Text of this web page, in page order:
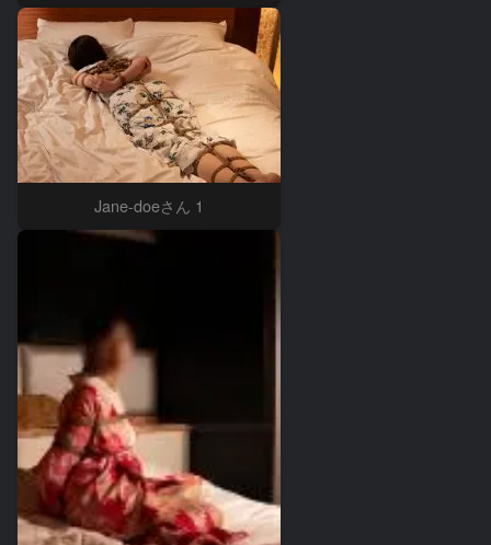
Jane-doeさん 1